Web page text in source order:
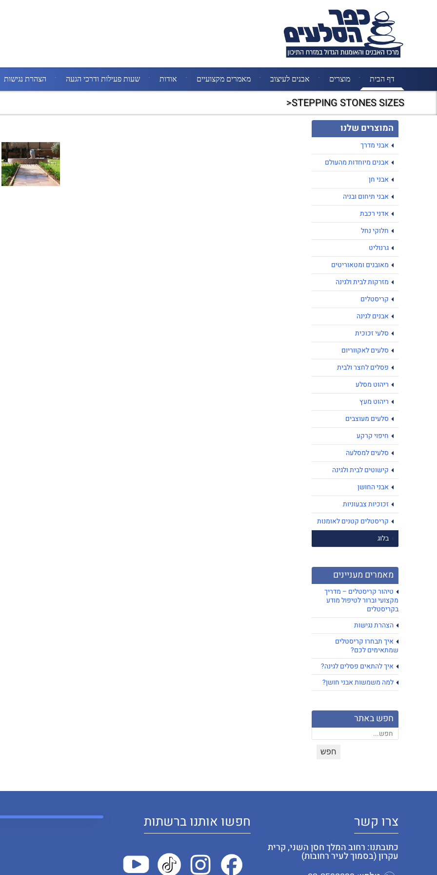
דף הבית מוצרים אבנים לעיצוב מאמרים מקצועיים אודות שעות פעילות ודרכי הגעה הצהרת נגישות
STEPPING STONES SIZES<
המוצרים שלנו
אבני מדרך
אבנים מיוחדות מהעולם
אבני חן
אבני תיחום ובניה
אדני רכבת
חלוקי נחל
גרנוליט
מאובנים ומטאוריטים
מזרקות לבית ולגינה
קריסטלים
אבנים לגינה
סלעי זכוכית
סלעים לאקווריום
פסלים לחצר ולבית
ריהוט מסלע
ריהוט מעץ
סלעים מעוצבים
חיפוי קרקע
סלעים למסלעה
קישוטים לבית ולגינה
אבני החושן
זכוכיות צבעוניות
קריסטלים קטנים לאומנות
בלוג
מאמרים מעניינים
טיהור קריסטלים – מדריך
מקצועי וברור לטיפול מודע
בקריסטלים
הצהרת נגישות
איך תבחרו קריסטלים
שמתאימים לכם?
איך להתאים פסלים לגינה?
למה משמשות אבני חושן?
חפש באתר
צרו קשר
כתובתנו: רחוב המלך חסן השני, קרית
עקרון (בסמוך לעיר רחובות)
חפשו אותנו ברשתות